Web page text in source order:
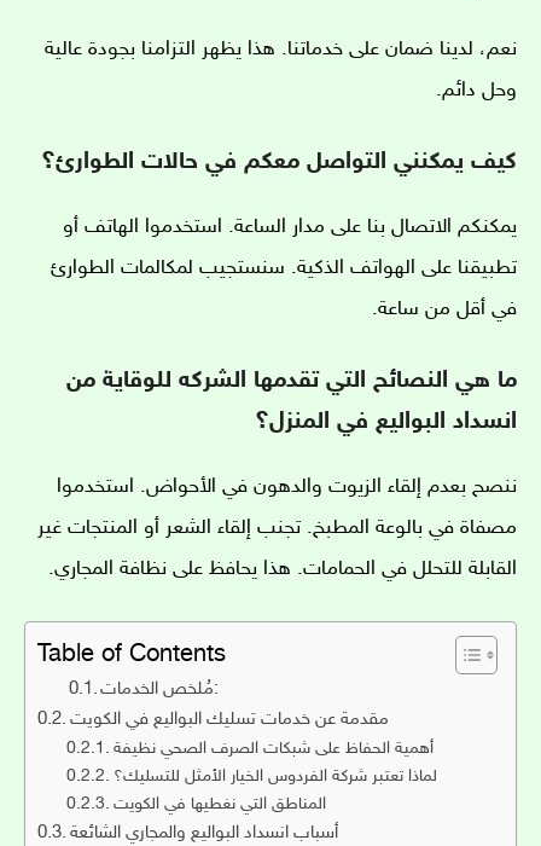
نعم، لدينا ضمان على خدماتنا. هذا يظهر التزامنا بجودة عالية
وحل دائم.
كيف يمكنني التواصل معكم في حالات الطوارئ؟
يمكنكم الاتصال بنا على مدار الساعة. استخدموا الهاتف أو
تطبيقنا على الهواتف الذكية. سنستجيب لمكالمات الطوارئ
في أقل من ساعة.
ما هي النصائح التي تقدمها الشركه للوقاية من
انسداد البواليع في المنزل؟
ننصح بعدم إلقاء الزيوت والدهون في الأحواض. استخدموا
مصفاة في بالوعة المطبخ. تجنب إلقاء الشعر أو المنتجات غير
القابلة للتحلل في الحمامات. هذا يحافظ على نظافة المجاري.
Table of Contents
مُلخص الخدمات:
مقدمة عن خدمات تسليك البواليع في الكويت
أهمية الحفاظ على شبكات الصرف الصحي نظيفة
لماذا تعتبر شركة الفردوس الخيار الأمثل للتسليك؟
المناطق التي نغطيها في الكويت
أسباب انسداد البواليع والمجاري الشائعة